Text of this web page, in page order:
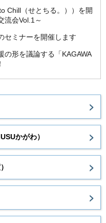
Chill（せとちる。））を開
流会Vol.1～
セミナーを開催します
の形を議論する「KAGAWA
かがわ）